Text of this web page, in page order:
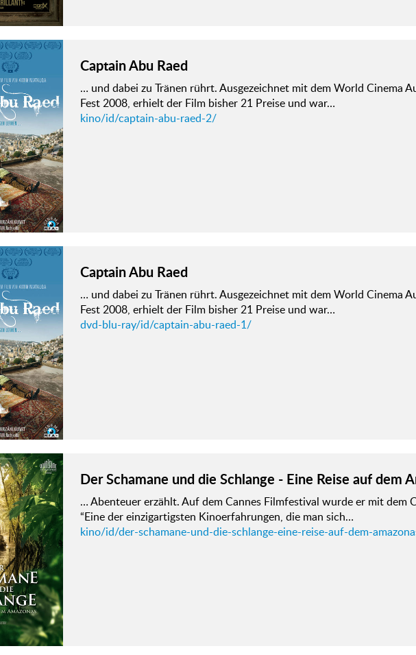
Captain Abu Raed
… und dabei zu Tränen rührt. Ausgezeichnet mit dem World Cinema
Fest 2008, erhielt der Film bisher 21 Preise und war…
kino/id/captain-abu-raed-2/
Captain Abu Raed
… und dabei zu Tränen rührt. Ausgezeichnet mit dem World Cinema
Fest 2008, erhielt der Film bisher 21 Preise und war…
dvd-blu-ray/id/captain-abu-raed-1/
Der Schamane und die Schlange - Eine Reise auf dem
… Abenteuer erzählt. Auf dem Cannes Filmfestival wurde er mit dem
“Eine der einzigartigsten Kinoerfahrungen, die man sich…
kino/id/der-schamane-und-die-schlange-eine-reise-auf-dem-